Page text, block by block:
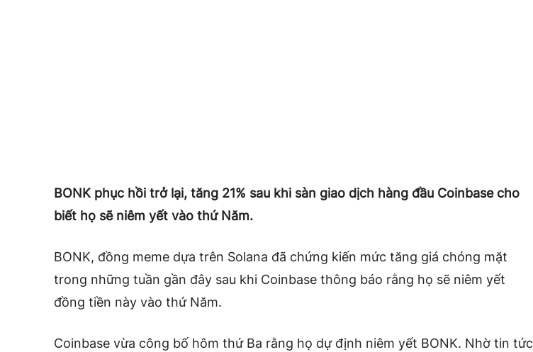
BONK phục hồi trở lại, tăng 21% sau khi sàn giao dịch hàng đầu Coinbase cho
biết họ sẽ niêm yết vào thứ Năm.
BONK, đồng meme dựa trên Solana đã chứng kiến ​​mức tăng giá chóng mặt
trong những tuần gần đây sau khi Coinbase thông báo rằng họ sẽ niêm yết
đồng tiền này vào thứ Năm.
Coinbase vừa công bố hôm thứ Ba rằng họ dự định niêm yết BONK. Nhờ tin tức